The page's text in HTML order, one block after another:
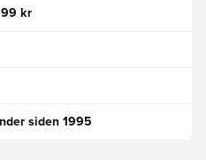
kr
siden 1995